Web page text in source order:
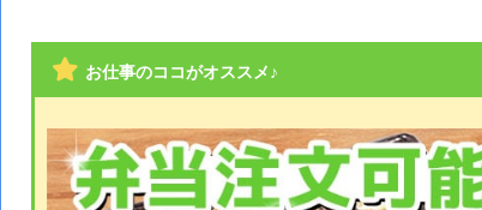
お仕事のココがオススメ♪